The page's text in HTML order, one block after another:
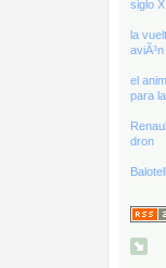
siglo
la
el
para
dron